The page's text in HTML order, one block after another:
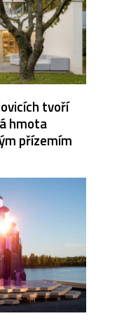
tvoří
hmota
přízemím